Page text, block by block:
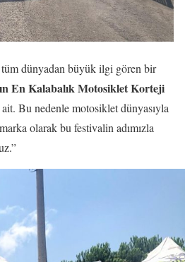
tüm dünyadan büyük ilgi gören bir
En Kalabalık Motosiklet Korteji
Bu nedenle motosiklet dünyasıyla
olarak bu festivalin adımızla